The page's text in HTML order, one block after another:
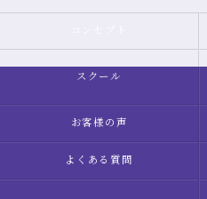
スクール
お客様の声
よくある質問